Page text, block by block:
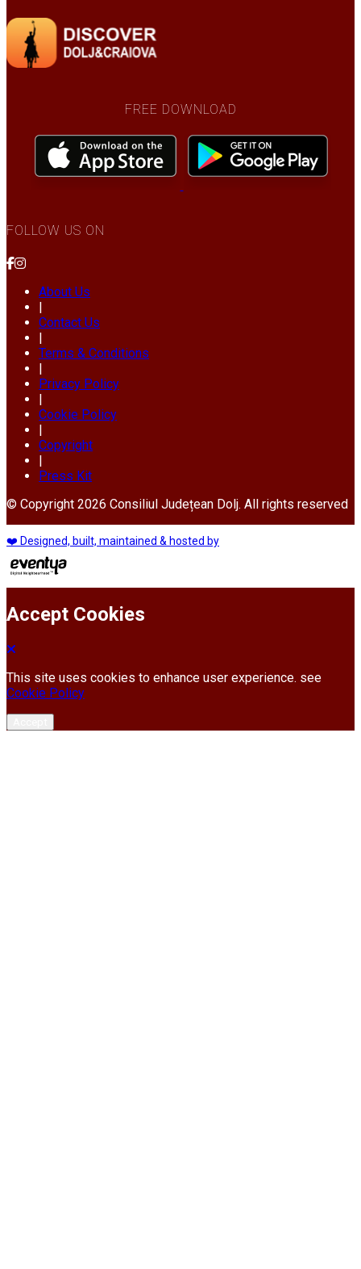
FREE DOWNLOAD
FOLLOW US ON
About Us
|
Contact Us
|
Terms & Conditions
|
Privacy Policy
|
Cookie Policy
|
Copyright
|
Press Kit
© Copyright 2026 Consiliul Județean Dolj. All rights reserved
❤️ Designed, built, maintained & hosted by
Accept Cookies
This site uses cookies to enhance user experience. see
Cookie Policy